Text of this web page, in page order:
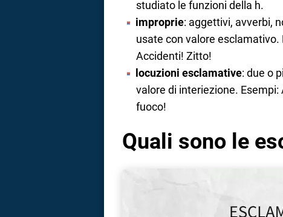
studiato le funzioni della h.
improprie: aggettivi, avverbi,
usate con valore esclamativo.
Accidenti! Zitto!
locuzioni esclamative: due o
valore di interiezione.
fuoco!
Quali sono le